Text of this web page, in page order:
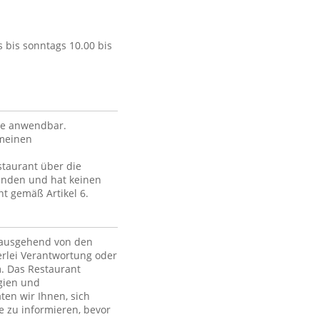
bis sonntags 10.00 bis
anwendbar.
über die
und hat keinen
gemäß Artikel 6.
von den
Verantwortung oder
Das Restaurant
und
wir Ihnen, sich
zu informieren, bevor